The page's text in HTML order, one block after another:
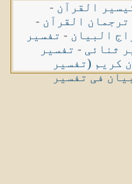
القرآن -
ترجمان القرآن -
البیان - تفسیر
ثنائی - تفسیر
کریم (تفسیر
فی تفسیر